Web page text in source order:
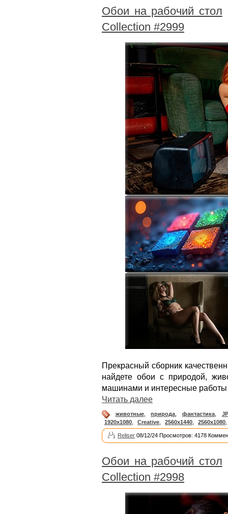
Обои на рабочий стол
Collection #2999
Прекрасный сборник
найдете обои с природой,
машинами и интересные
Читать далее
животные, природа фантастика
1920x1080
Creative 2560x1440 2560x1080
Reliser 08/12/24 Просмотров: 4178
Обои на рабочий стол
Collection #2998